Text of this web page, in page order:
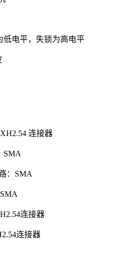
低电平，失锁为高电平
连接器
SMA
连接器
连接器